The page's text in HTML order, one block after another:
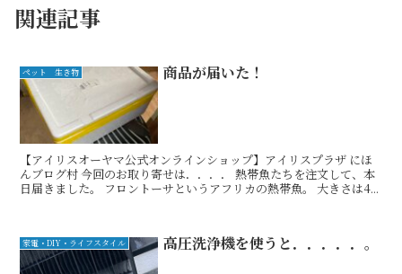
関連記事
ペット 生き物 商品が届いた！
【アイリスオーヤマ公式オンラインショップ】アイリスプラザ にほ
んブログ村 今回のお取り寄せは．．．． 熱帯魚たちを注文して、本
日届きました。 フロントーサというアフリカの熱帯魚。 大きさは4...
家電・DIY・ライフスタイル 高圧洗浄機を使うと．．．．．。